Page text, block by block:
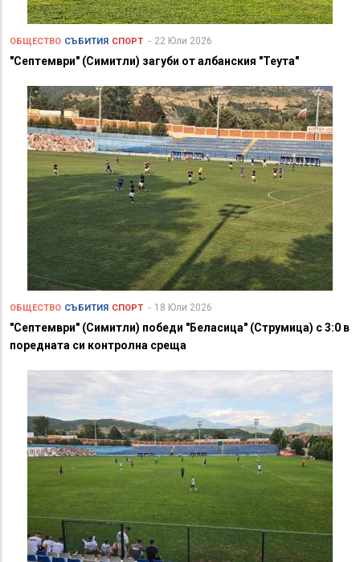
ОБЩЕСТВО СЪБИТИЯ СПОРТ 22 Юли 2026
"Септември" (Симитли) загуби от албанския "Теута"
ОБЩЕСТВО СЪБИТИЯ СПОРТ 18 Юли 2026
"Септември" (Симитли) победи "Беласица" (Струмица) с 3:0 в
поредната си контролна среща